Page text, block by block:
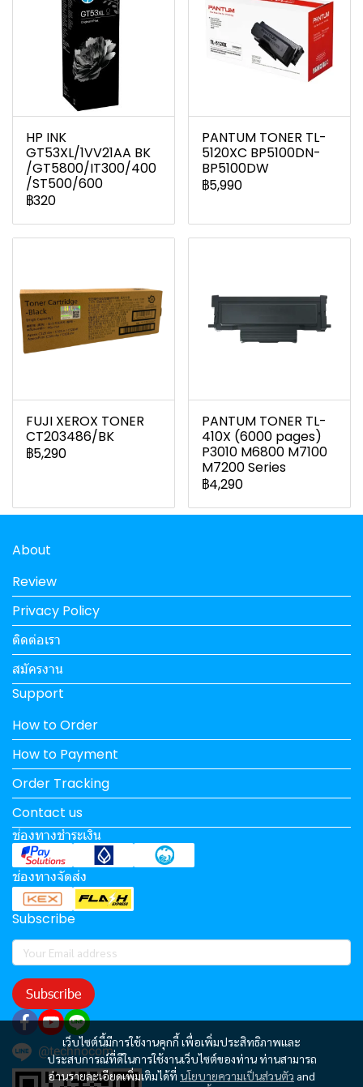
HP INK
GT53XL/1VV21AA BK
/GT5800/IT300/400
/ST500/600
฿320
PANTUM TONER TL-
5120XC BP5100DN-
BP5100DW
฿5,990
FUJI XEROX TONER
CT203486/BK
฿5,290
PANTUM TONER TL-
410X (6000 pages)
P3010 M6800 M7100
M7200 Series
฿4,290
เว็บไซต์นี้มีการใช้งานคุกกี้ เพื่อเพิ่มประสิทธิภาพและ
ประสบการณ์ที่ดีในการใช้งานเว็บไซต์ของท่าน ท่านสามารถ
อ่านรายละเอียดเพิ่มเติมได้ที่ นโยบายความเป็นส่วนตัว and
About
Review
Privacy Policy
ติดต่อเรา
สมัครงาน
Support
How to Order
How to Payment
Order Tracking
Contact us
ช่องทางชำระเงิน
ช่องทางจัดส่ง
Subscribe
Subscribe
@technocom